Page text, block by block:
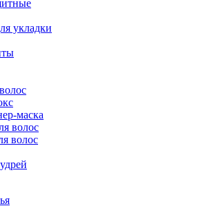
укладки
маска
волос
волос